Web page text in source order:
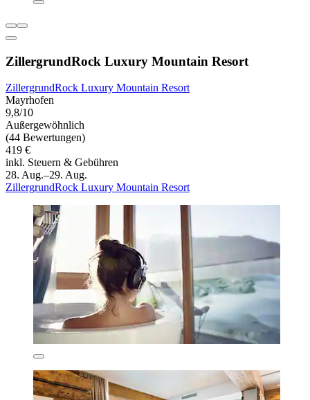
ZillergrundRock Luxury Mountain Resort
ZillergrundRock Luxury Mountain Resort
Mayrhofen
9,8/10
Außergewöhnlich
(44 Bewertungen)
419 €
inkl. Steuern & Gebühren
28. Aug.–29. Aug.
ZillergrundRock Luxury Mountain Resort